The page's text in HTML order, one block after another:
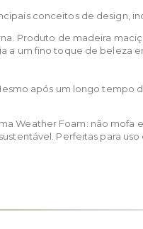
conceitos de design,
Produto de madeira
a um fino toque de beleza
após um longo tempo
Weather Foam: não
Perfeitas para uso